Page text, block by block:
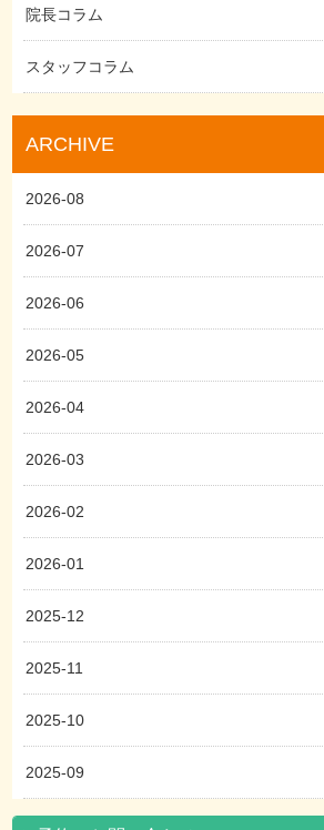
院長コラム
スタッフコラム
ARCHIVE
2026-08
2026-07
2026-06
2026-05
2026-04
2026-03
2026-02
2026-01
2025-12
2025-11
2025-10
2025-09